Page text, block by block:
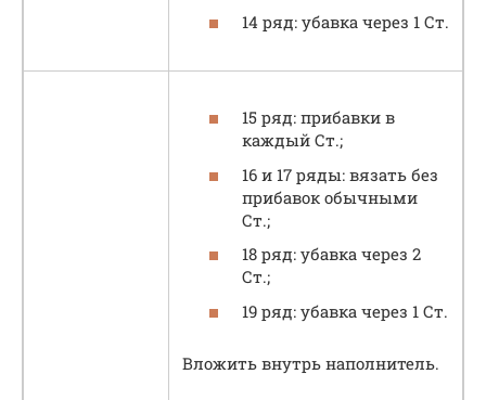
14 ряд: убавка через 1 Ст.
15 ряд: прибавки в
каждый Ст.;
16 и 17 ряды: вязать без
прибавок обычными
Ст.;
18 ряд: убавка через 2
Ст.;
19 ряд: убавка через 1 Ст.
Вложить внутрь наполнитель.